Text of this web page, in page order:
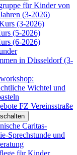
für Kinder von
(3-2026)
(3-2026)
(5-2026)
(6-2026)
in Düsseldorf (3-
Wichtel und
FZ Vereinsstraße
Caritas-
Sprechstunde und
für Kinder